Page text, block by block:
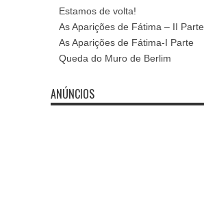
Estamos de volta!
As Aparições de Fátima – II Parte
As Aparições de Fátima-I Parte
Queda do Muro de Berlim
ANÚNCIOS